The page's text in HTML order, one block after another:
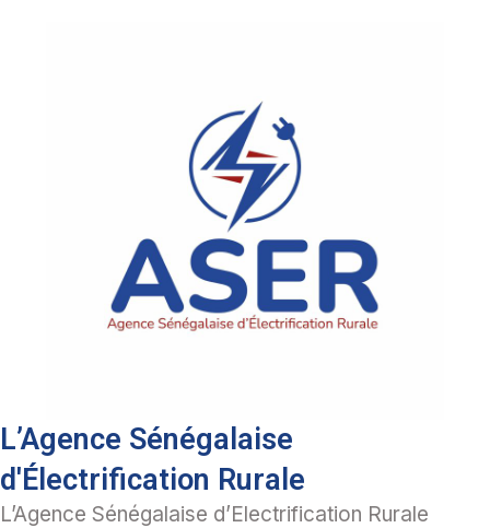
L’Agence Sénégalaise
d'Électrification Rurale
L’Agence Sénégalaise d’Electrification Rurale